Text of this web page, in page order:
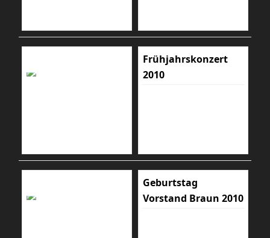
Frühjahrskonzert
2010
Geburtstag
Vorstand Braun 2010